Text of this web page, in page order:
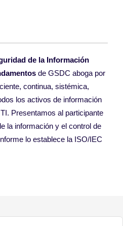
de la Información
de GSDC aboga por
continua, sistémica,
los activos de información
Presentamos al participante
la información y el control de
lo establece la ISO/IEC